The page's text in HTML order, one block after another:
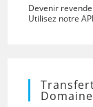
Devenir
Utilisez notre
Domaine